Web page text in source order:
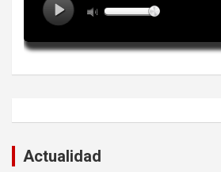
Actualidad